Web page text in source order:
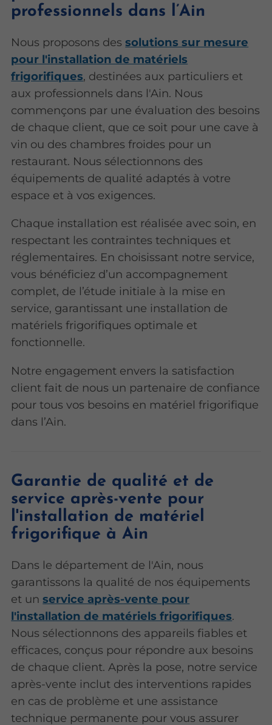
professionnels dans l’Ain
Nous proposons dessolutions sur mesure
pour l'installation de matériels
frigorifiques, destinées aux particuliers et
aux professionnels dans l'Ain. Nous
commençons par une évaluation des besoins
de chaque client, que ce soit pour une cave à
vin ou des chambres froides pour un
restaurant. Nous sélectionnons des
équipements de qualité adaptés à votre
espace et à vos exigences.
Chaque installation est réalisée avec soin, en
respectant les contraintes techniques et
réglementaires. En choisissant notre service,
vous bénéficiez d’un accompagnement
complet, de l’étude initiale à la mise en
service, garantissant une installation de
matériels frigorifiques optimale et
fonctionnelle.
Notre engagement envers la satisfaction
client fait de nous un partenaire de confiance
pour tous vos besoins en matériel frigorifique
dans l’Ain.
Garantie de qualité et de
service après-vente pour
l'installation de matériel
frigorifique à Ain
Dans le département de l'Ain, nous
garantissons la qualité de nos équipements
et unservice après-vente pour
l'installation de matériels frigorifiques.
Nous sélectionnons des appareils fiables et
efficaces, conçus pour répondre aux besoins
de chaque client. Après la pose, notre service
après-vente inclut des interventions rapides
en cas de problème et une assistance
technique permanente pour vous assurer